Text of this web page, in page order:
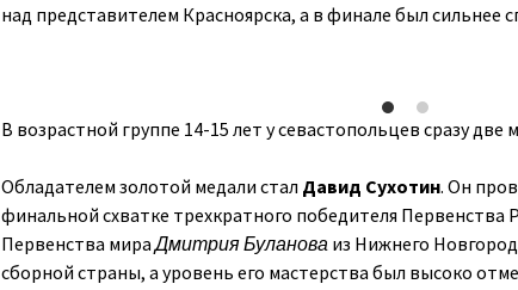
над представителем Красноярска, а в финале был сильнее
В возрастной группе 14-15 лет у севастопольцев сразу две
Обладателем золотой медали стал Давид Сухотин. Он
финальной схватке трехкратного победителя Первенства
Первенства мираДмитрия Булановаиз Нижнего
сборной страны, а уровень его мастерства был высоко